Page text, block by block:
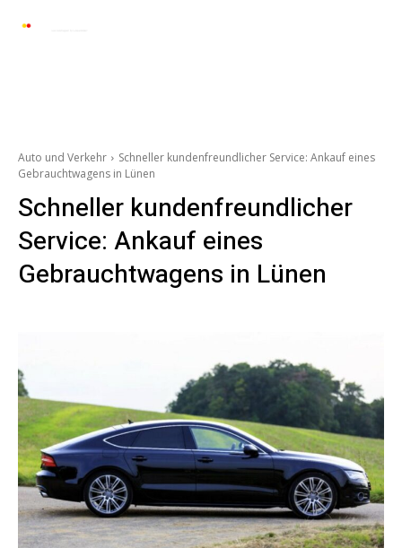
Auto und Verkehr
Schneller kundenfreundlicher Service: Ankauf eines
Gebrauchtwagens in Lünen
Schneller kundenfreundlicher
Service: Ankauf eines
Gebrauchtwagens in Lünen